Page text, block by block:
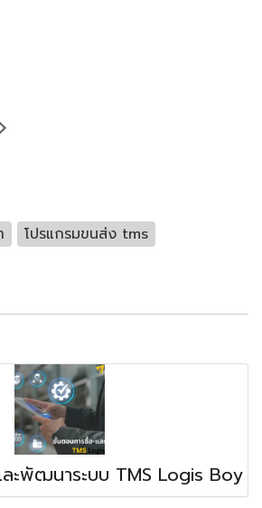
โปรแกรมขนส่ง tms
ะพัฒนาระบบ TMS Logis Boy